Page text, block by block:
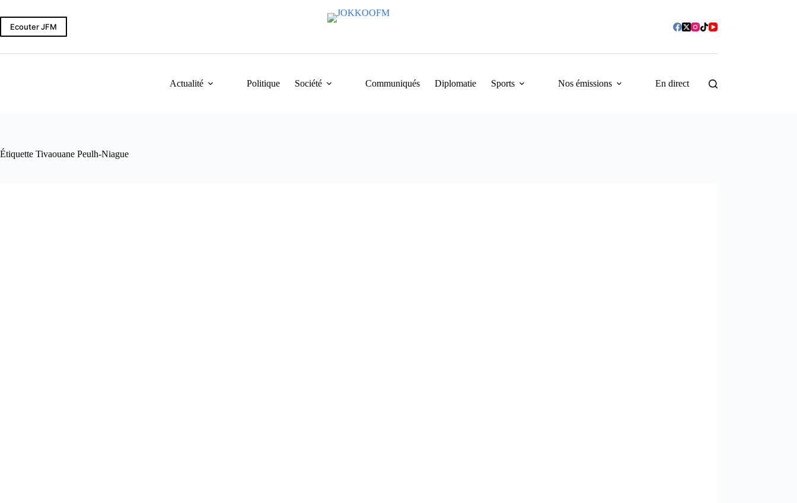
au
contenu
Ecouter JFM
Actualité Politique Société Communiqués Diplomatie Sports Nos émissions En direct
Étiquette Tivaouane Peulh-Niague